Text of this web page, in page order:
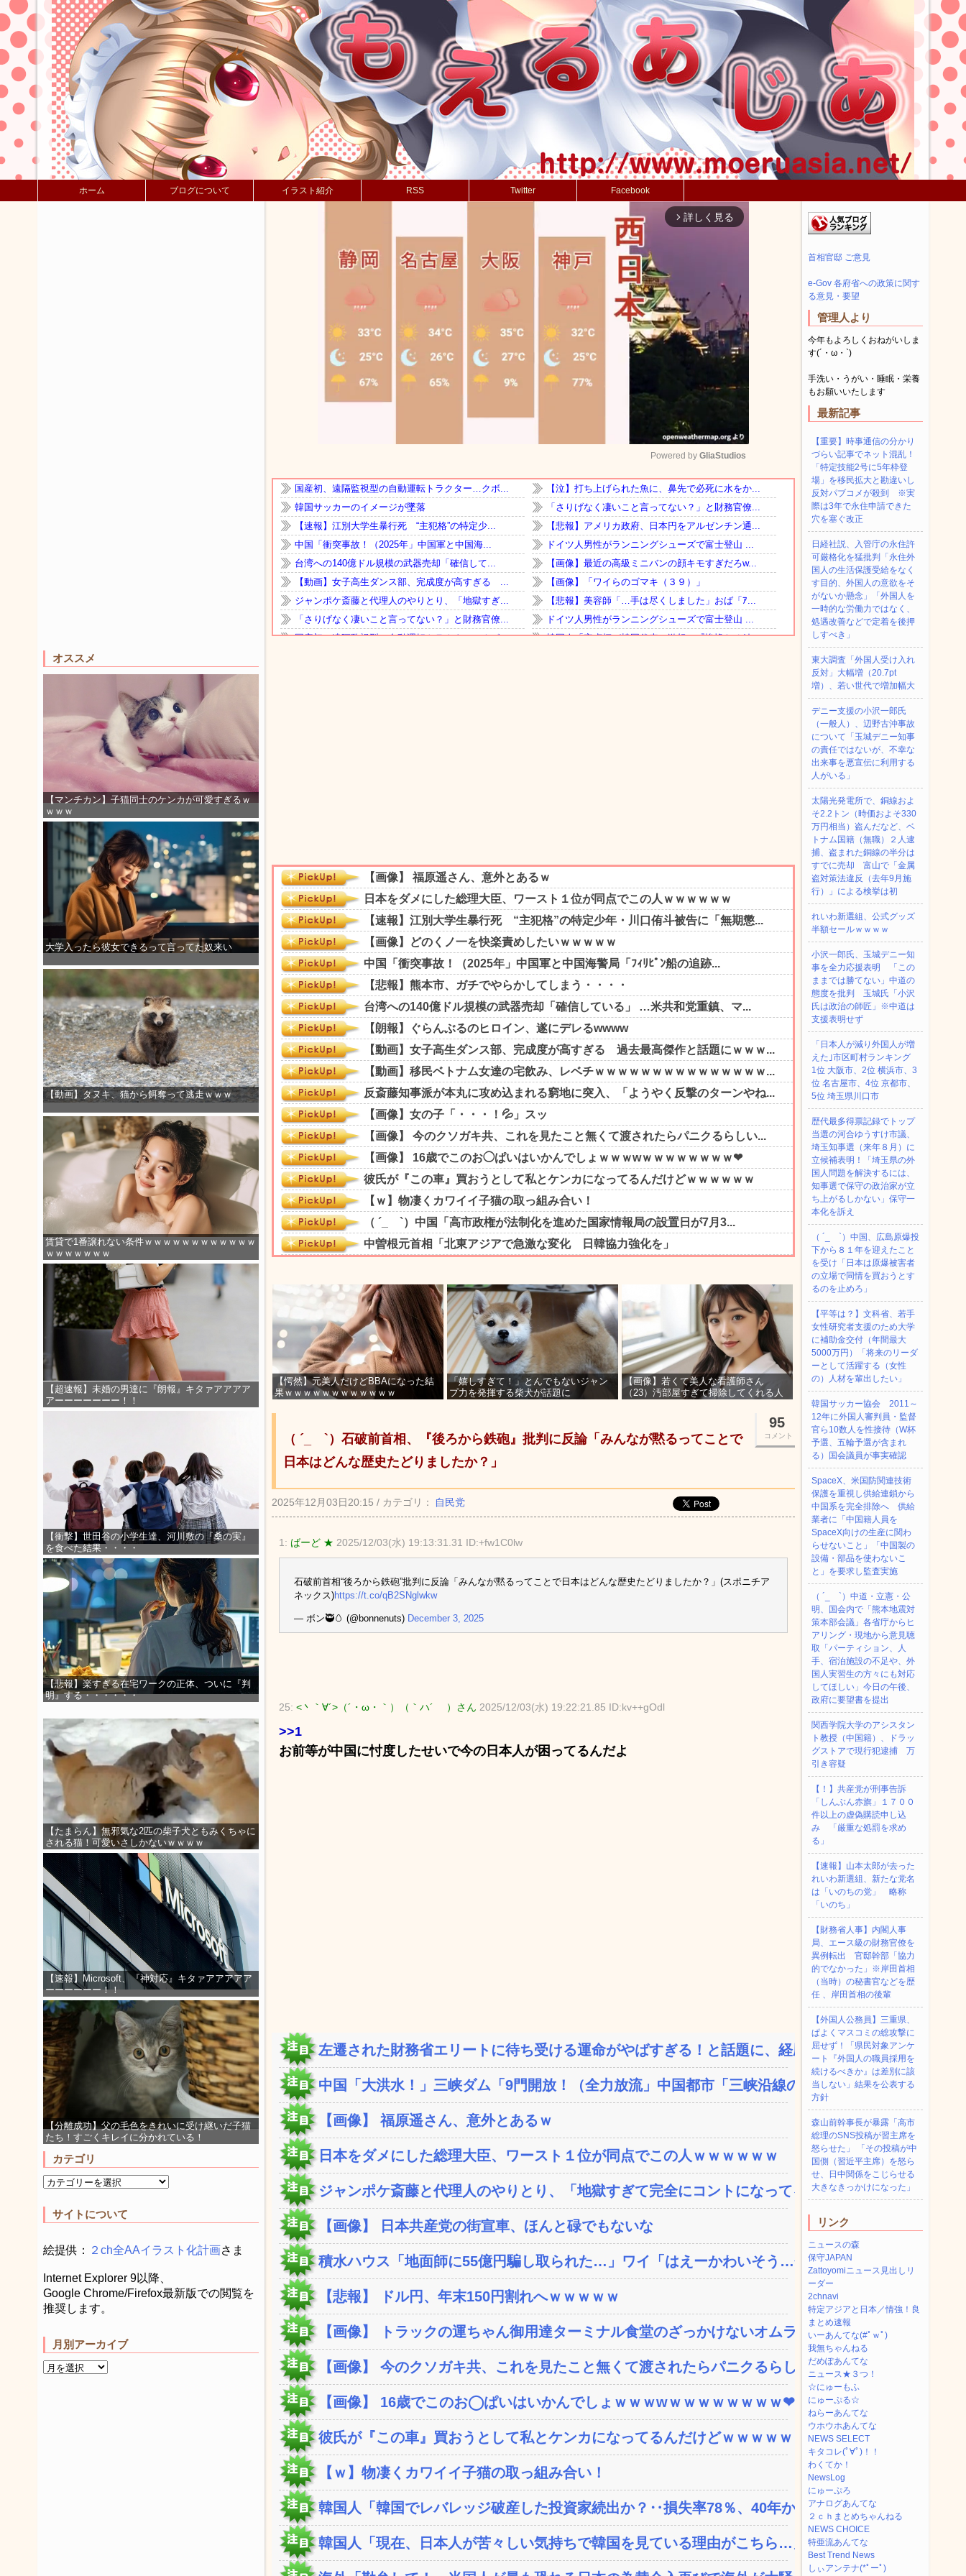
ホーム ブログについて イラスト紹介 RSS Twitter Facebook
オススメ
【マンチカン】子猫同士のケンカが可愛すぎるｗ
ｗｗｗ
大学入ったら彼女できるって言ってた奴来い
【動画】タヌキ、猫から餌奪って逃走ｗｗｗ
賃貸で1番譲れない条件ｗｗｗｗｗｗｗｗｗｗｗｗ
ｗｗｗｗｗｗｗ
【超速報】未婚の男達に『朗報』キタァアアアア
アーーーーーーー！！
【衝撃】世田谷の小学生達、河川敷の『桑の実』
を食べた結果・・・・
【悲報】楽すぎる在宅ワークの正体、ついに『判
明』する・・・・・・
【たまらん】無邪気な2匹の柴子犬ともみくちゃに
される猫！可愛いさしかないｗｗｗｗ
【速報】Microsoft、『神対応』キタァアアアアア
ーーーーーー！！
【分離成功】父の毛色をきれいに受け継いだ子猫
たち！すごくキレイに分かれている！
カテゴリ
サイトについて
絵提供： ２ch全AAイラスト化計画さま
Internet Explorer 9以降、
Google Chrome/Firefox最新版での閲覧を
推奨します。
月別アーカイブ
arrow_forward_ios 詳しく見る
Mute
Powered by GliaStudios
【愕然】元美人だけどBBAになった結
果ｗｗｗｗｗｗｗｗｗｗｗｗ
「嬉しすぎて！」とんでもないジャン
プ力を発揮する柴犬が話題に
【画像】若くて美人な看護師さん
（23）汚部屋すぎて掃除してくれる人
95
コメント
（ ´_ゝ`）石破前首相、『後ろから鉄砲』批判に反論「みんなが黙るってことで
日本はどんな歴史たどりましたか？」
2025年12月03日20:15 / カテゴリ： 自民党
1: ばーど ★ 2025/12/03(水) 19:13:31.31 ID:+fw1C0lw
石破前首相“後ろから鉄砲”批判に反論「みんなが黙るってことで日本はどんな歴史たどりましたか？」(スポニチア
ネックス)https://t.co/qB2SNglwkw
— ボン🥷🥚 (@bonnenuts) December 3, 2025
25: <丶｀∀´>（´・ω・｀）（｀ハ´ ）さん 2025/12/03(水) 19:22:21.85 ID:kv++gOdl
>>1
お前等が中国に忖度したせいで今の日本人が困ってるんだよ
左遷された財務省エリートに待ち受ける運命がやばすぎる！と話題に、経歴自...
中国「大洪水！」三峡ダム「9門開放！（全力放流」中国都市「三峡沿線の道...
【画像】 福原遥さん、意外とあるｗ
日本をダメにした総理大臣、ワースト１位が同点でこの人ｗｗｗｗｗｗ
ジャンポケ斎藤と代理人のやりとり、「地獄すぎて完全にコントになってる…...
【画像】 日本共産党の街宣車、ほんと碌でもないな
積水ハウス「地面師に55億円騙し取られた…」ワイ「はえーかわいそう…会...
【悲報】 ドル円、年末150円割れへｗｗｗｗｗ
【画像】 トラックの運ちゃん御用達ターミナル食堂のざっかけないオムライ...
【画像】 今のクソガキ共、これを見たこと無くて渡されたらパニクるらしい...
【画像】 16歳でこのお◯ぱいはいかんでしょｗｗｗwｗｗｗｗｗｗｗｗ❤
彼氏が『この車』買おうとして私とケンカになってるんだけどｗｗｗｗｗｗ
【ｗ】物凄くカワイイ子猫の取っ組み合い！
韓国人「韓国でレバレッジ破産した投資家続出か？‥損失率78％、40年か...
韓国人「現在、日本人が苦々しい気持ちで韓国を見ている理由がこちら…」→...
首相官邸 ご意見
e-Gov 各府省への政策に関す
る意見・要望
管理人より
今年もよろしくおねがいしま
す(´・ω・`)
手洗い・うがい・睡眠・栄養
もお願いいたします
最新記事
【重要】時事通信の分かり
づらい記事でネット混乱！
「特定技能2号に5年枠登
場」を移民拡大と勘違いし
反対パブコメが殺到 ※実
際は3年で永住申請できた
穴を塞ぐ改正
日経社説、入管庁の永住許
可厳格化を猛批判「永住外
国人の生活保護受給をなく
す目的、外国人の意欲をそ
がないか懸念」「外国人を
一時的な労働力ではなく、
処遇改善などで定着を後押
しすべき」
東大調査「外国人受け入れ
反対」大幅増（20.7pt
増）、若い世代で増加幅大
デニー支援の小沢一郎氏
（一般人）、辺野古沖事故
について「玉城デニー知事
の責任ではないが、不幸な
出来事を悪宣伝に利用する
人がいる」
太陽光発電所で、銅線およ
そ2.2トン（時価およそ330
万円相当）盗んだなど、ベ
トナム国籍（無職）２人逮
捕、盗まれた銅線の半分は
すでに売却 富山で「金属
盗対策法違反（去年9月施
行）」による検挙は初
れいわ新選組、公式グッズ
半額セールｗｗｗｗ
小沢一郎氏、玉城デニー知
事を全力応援表明 「この
ままでは勝てない」中道の
態度を批判 玉城氏「小沢
氏は政治の師匠」※中道は
支援表明せず
「日本人が減り外国人が増
えた｣市区町村ランキング
1位 大阪市、2位 横浜市、3
位 名古屋市、4位 京都市、
5位 埼玉県川口市
歴代最多得票記録でトップ
当選の河合ゆうすけ市議、
埼玉知事選（来年８月）に
立候補表明！「埼玉県の外
国人問題を解決するには、
知事選で保守の政治家が立
ち上がるしかない」保守一
本化を訴え
（ ´_ゝ`）中国、広島原爆投
下から８１年を迎えたこと
を受け「日本は原爆被害者
の立場で同情を買おうとす
るのを止めろ」
【平等は？】文科省、若手
女性研究者支援のため大学
に補助金交付（年間最大
5000万円）「将来のリーダ
ーとして活躍する（女性
の）人材を輩出したい」
韓国サッカー協会 2011～
12年に外国人審判員・監督
官ら10数人を性接待（W杯
予選、五輪予選が含まれ
る）国会議員が事実確認
SpaceX、米国防関連技術
保護を重視し供給連鎖から
中国系を完全排除へ 供給
業者に「中国籍人員を
SpaceX向けの生産に関わ
らせないこと」「中国製の
設備・部品を使わないこ
と」を要求し監査実施
（ ´_ゝ`）中道・立憲・公
明、国会内で「熊本地震対
策本部会議」各省庁からヒ
アリング・現地から意見聴
取「パーティション、人
手、宿泊施設の不足や、外
国人実習生の方々にも対応
してほしい」今日の午後、
政府に要望書を提出
関西学院大学のアシスタン
ト教授（中国籍）、ドラッ
グストアで現行犯逮捕 万
引き容疑
【！】共産党が刑事告訴
「しんぶん赤旗」１７００
件以上の虚偽購読申し込
み 「厳重な処罰を求め
る」
【速報】山本太郎が去った
れいわ新選組、新たな党名
は「いのちの党」 略称
「いのち」
【財務省人事】内閣人事
局、エース級の財務官僚を
異例転出 官邸幹部「協力
的でなかった」※岸田首相
（当時）の秘書官などを歴
任 、岸田首相の後輩
【外国人公務員】三重県、
ぱよくマスコミの総攻撃に
屈せず！「県民対象アンケ
ート『外国人の職員採用を
続けるべきか』は差別に該
当しない」結果を公表する
方針
森山前幹事長が暴露「高市
総理のSNS投稿が習主席を
怒らせた」 「その投稿が中
国側（習近平主席）を怒ら
せ、日中関係をこじらせる
大きなきっかけになった」
リンク
ニュースの森
保守JAPAN
Zattoyomiニュース見出しリ
ーダー
2chnavi
特定アジアと日本／情強！良
まとめ速報
いーあんてな(#ﾟｗﾟ)
我無ちゃんねる
だめぽあんてな
ニュース★３つ！
☆にゅーもふ
にゅーぷる☆
ねらーあんてな
ウホウホあんてな
NEWS SELECT
キタコレ(ﾟ∀ﾟ)！！
わくてか！
NewsLog
にゅーぷろ
アナログあんてな
２ｃｈまとめちゃんねる
NEWS CHOICE
特亜流あんてな
Best Trend News
しぃアンテナ(*ﾟーﾟ)